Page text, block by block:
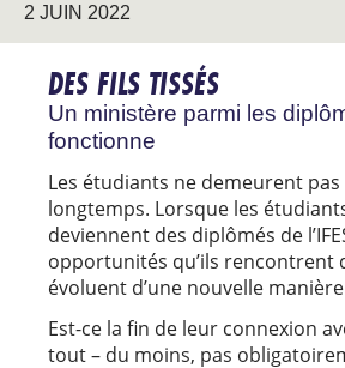
2 JUIN 2022
DES FILS TISSÉS
Un ministère parmi les
fonctionne
Les étudiants ne demeurent
longtemps. Lorsque les étudiants
deviennent des diplômés de
opportunités qu’ils rencontrent
évoluent d’une nouvelle
Est-ce la fin de leur connexion
tout – du moins, pas